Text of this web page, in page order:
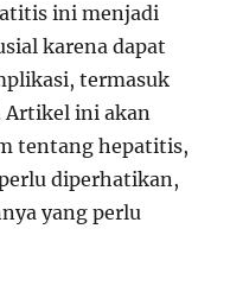
ini menjadi
karena dapat
termasuk
Artikel ini akan
tentang hepatitis,
diperhatikan,
yang perlu